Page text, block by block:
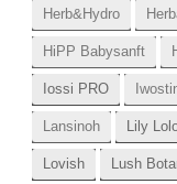
Herb&Hydro
HiPP Babysanft
Iossi PRO
Lansinoh Lily
Lovish Lush